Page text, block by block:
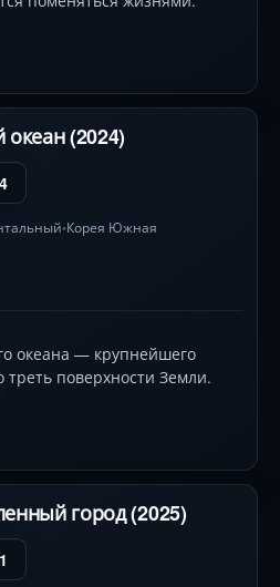
океан (2024)
•Корея Южная
океана — крупнейшего
поверхности Земли.
город (2025)